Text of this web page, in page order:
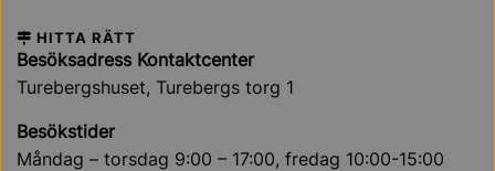
HITTA RÄTT
Besöksadress Kontaktcenter
Turebergshuset, Turebergs torg 1
Besökstider
Måndag – torsdag 9:00 – 17:00, fredag 10:00-15:00